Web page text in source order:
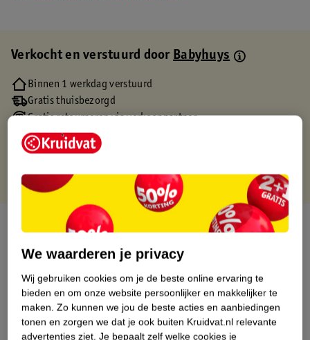
Verkocht en verstuurd doorBabyhuys
Binnen 1 werkdag verstuurd
Gratis thuisbezorgd
Gratis retourneren via verkooppartner.
Gratis punten met je Kruidvat kaart
Over dit product
Productinformatie
Nature Impact Score
Dit product heeft (nog) geen Nature
Impact Score.
We waarderen je privacy
Wij gebruiken cookies om je de beste online ervaring te
bieden en om onze website persoonlijker en makkelijker te
maken. Zo kunnen we jou de beste acties en aanbiedingen
tonen en zorgen we dat je ook buiten Kruidvat.nl relevante
advertenties ziet. Je bepaalt zelf welke cookies je